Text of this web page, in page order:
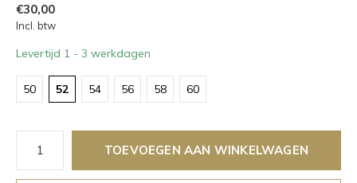
€30,00
Incl. btw
Levertijd 1 - 3 werkdagen
50 52 54 56 58 60
TOEVOEGEN AAN WINKELWAGEN